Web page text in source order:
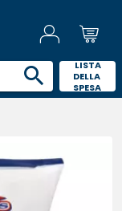
LISTA
DELLA
SPESA